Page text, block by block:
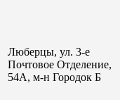
Люберцы, ул. 3-е
Почтовое Отделение,
54А, м-н Городок Б